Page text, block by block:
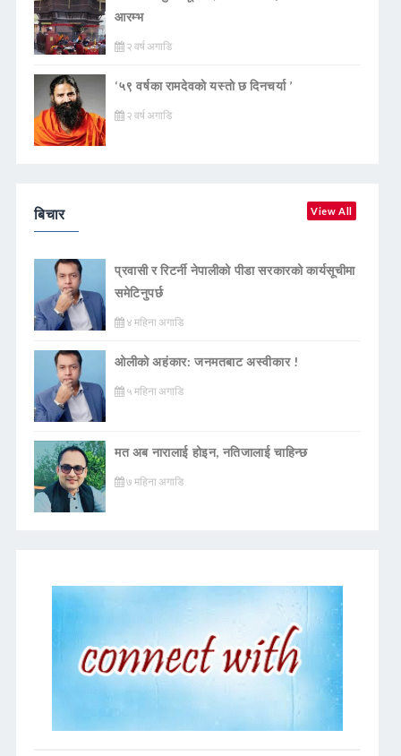
आरम्भ
२ वर्ष अगाडि
‘५९ वर्षका रामदेवकाे यस्ताे छ दिनचर्या ’
२ वर्ष अगाडि
बिचार View All
प्रवासी र रिटर्नी नेपालीको पीडा सरकारको कार्यसूचीमा
समेटिनुपर्छ
४ महिना अगाडि
ओलीको अहंकार: जनमतबाट अस्वीकार !
५ महिना अगाडि
मत अब नारालाई होइन, नतिजालाई चाहिन्छ
७ महिना अगाडि